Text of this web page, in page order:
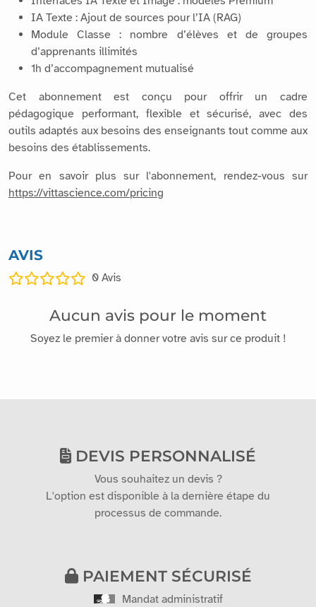
IA Texte : Ajout de sources pour l’IA (RAG)
Module Classe : nombre d’élèves et de groupes
d’apprenants illimités
1h d’accompagnement mutualisé
Cet abonnement est conçu pour offrir un cadre
pédagogique performant, flexible et sécurisé, avec des
outils adaptés aux besoins des enseignants tout comme aux
besoins des établissements.
Pour en savoir plus sur l'abonnement, rendez-vous sur
https://vittascience.com/pricing
AVIS
0 Avis
Aucun avis pour le moment
Soyez le premier à donner votre avis sur ce produit !
DEVIS PERSONNALISÉ
Vous souhaitez un devis ?
L'option est disponible à la dernière étape du
processus de commande.
PAIEMENT SÉCURISÉ
Mandat administratif